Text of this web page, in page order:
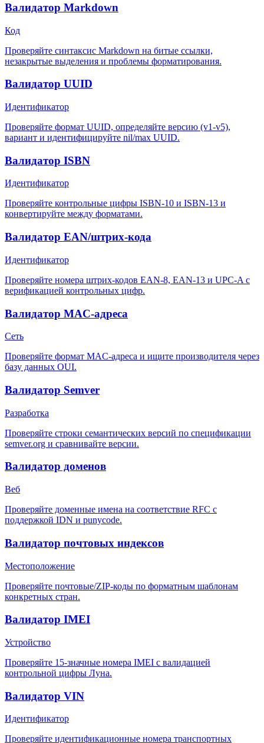
Валидатор Markdown
Код
Проверяйте синтаксис Markdown на битые ссылки,
незакрытые выделения и проблемы форматирования.
Валидатор UUID
Идентификатор
Проверяйте формат UUID, определяйте версию (v1-v5),
вариант и идентифицируйте nil/max UUID.
Валидатор ISBN
Идентификатор
Проверяйте контрольные цифры ISBN-10 и ISBN-13 и
конвертируйте между форматами.
Валидатор EAN/штрих-кода
Идентификатор
Проверяйте номера штрих-кодов EAN-8, EAN-13 и UPC-A с
верификацией контрольных цифр.
Валидатор MAC-адреса
Сеть
Проверяйте формат MAC-адреса и ищите производителя через
базу данных OUI.
Валидатор Semver
Разработка
Проверяйте строки семантических версий по спецификации
semver.org и сравнивайте версии.
Валидатор доменов
Веб
Проверяйте доменные имена на соответствие RFC с
поддержкой IDN и punycode.
Валидатор почтовых индексов
Местоположение
Проверяйте почтовые/ZIP-коды по форматным шаблонам
конкретных стран.
Валидатор IMEI
Устройство
Проверяйте 15-значные номера IMEI с валидацией
контрольной цифры Луна.
Валидатор VIN
Идентификатор
Проверяйте идентификационные номера транспортных